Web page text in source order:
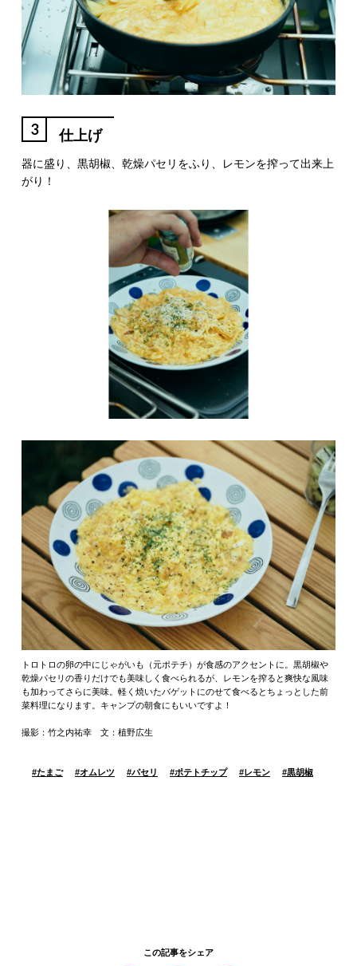
3 仕上げ
器に盛り、黒胡椒、乾燥パセリをふり、レモンを搾って出来上
がり！
トロトロの卵の中にじゃがいも（元ポテチ）が食感のアクセントに。黒胡椒や
乾燥パセリの香りだけでも美味しく食べられるが、レモンを搾ると爽快な風味
も加わってさらに美味。軽く焼いたバゲットにのせて食べるとちょっとした前
菜料理になります。キャンプの朝食にもいいですよ！
撮影：竹之内祐幸 文：植野広生
#たまご #オムレツ #パセリ #ポテトチップ # レモン #黒胡椒
この記事をシェア